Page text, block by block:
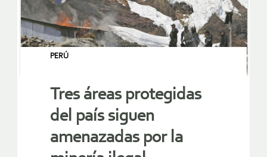
PERÚ
Tres áreas protegidas
del país siguen
amenazadas por la